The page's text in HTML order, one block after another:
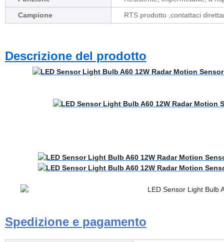
Campione
RTS prodotto ,contattaci
Descrizione del prodotto
Spedizione e pagamento